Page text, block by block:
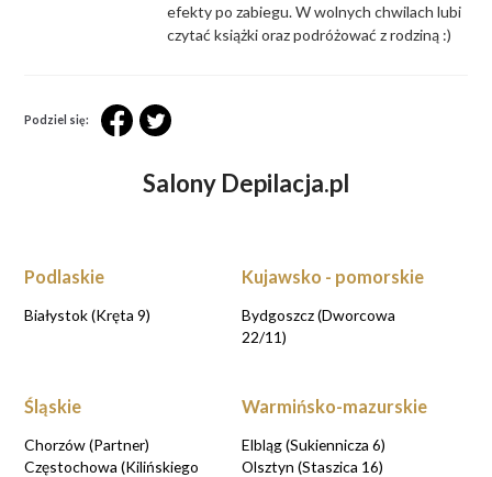
efekty po zabiegu. W wolnych chwilach lubi
czytać książki oraz podróżować z rodziną :)
Podziel się:
Salony Depilacja.pl
Podlaskie
Białystok (Kręta 9)
Kujawsko - pomorskie
Bydgoszcz (Dworcowa
22/11)
Śląskie
Chorzów (Partner)
Częstochowa (Kilińskiego
Warmińsko-mazurskie
Elbląg (Sukiennicza 6)
Olsztyn (Staszica 16)